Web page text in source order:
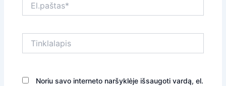
Noriu savo interneto naršyklėje išsaugoti vardą, el.